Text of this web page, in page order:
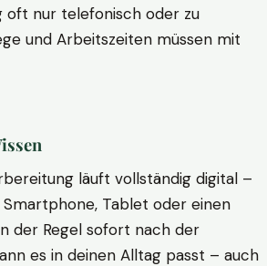
oft nur telefonisch oder zu
und Arbeitszeiten müssen mit
läuft vollständig digital –
Tablet oder einen
der Regel sofort nach der
es in deinen Alltag passt – auch